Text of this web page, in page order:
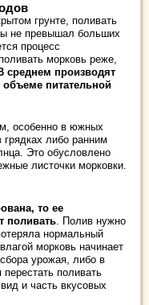
грунте, поливать
не превышал больших
процесс
морковь реже,
среднем производят
питательной
особенно в южных
грядках либо ранним
Это обусловлено
листочки морковки.
то ее
поливать. Полив нужно
нормальный
морковь начинает
урожая, либо в
поливать
и часть вкусовых